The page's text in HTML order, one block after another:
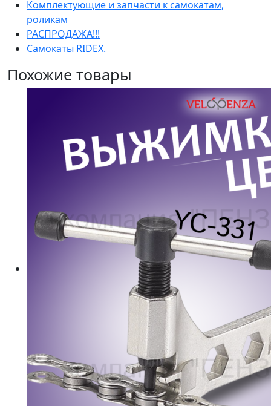
Комплектующие и запчасти к самокатам,
роликам
РАСПРОДАЖА!!!
Самокаты RIDEX.
Похожие товары